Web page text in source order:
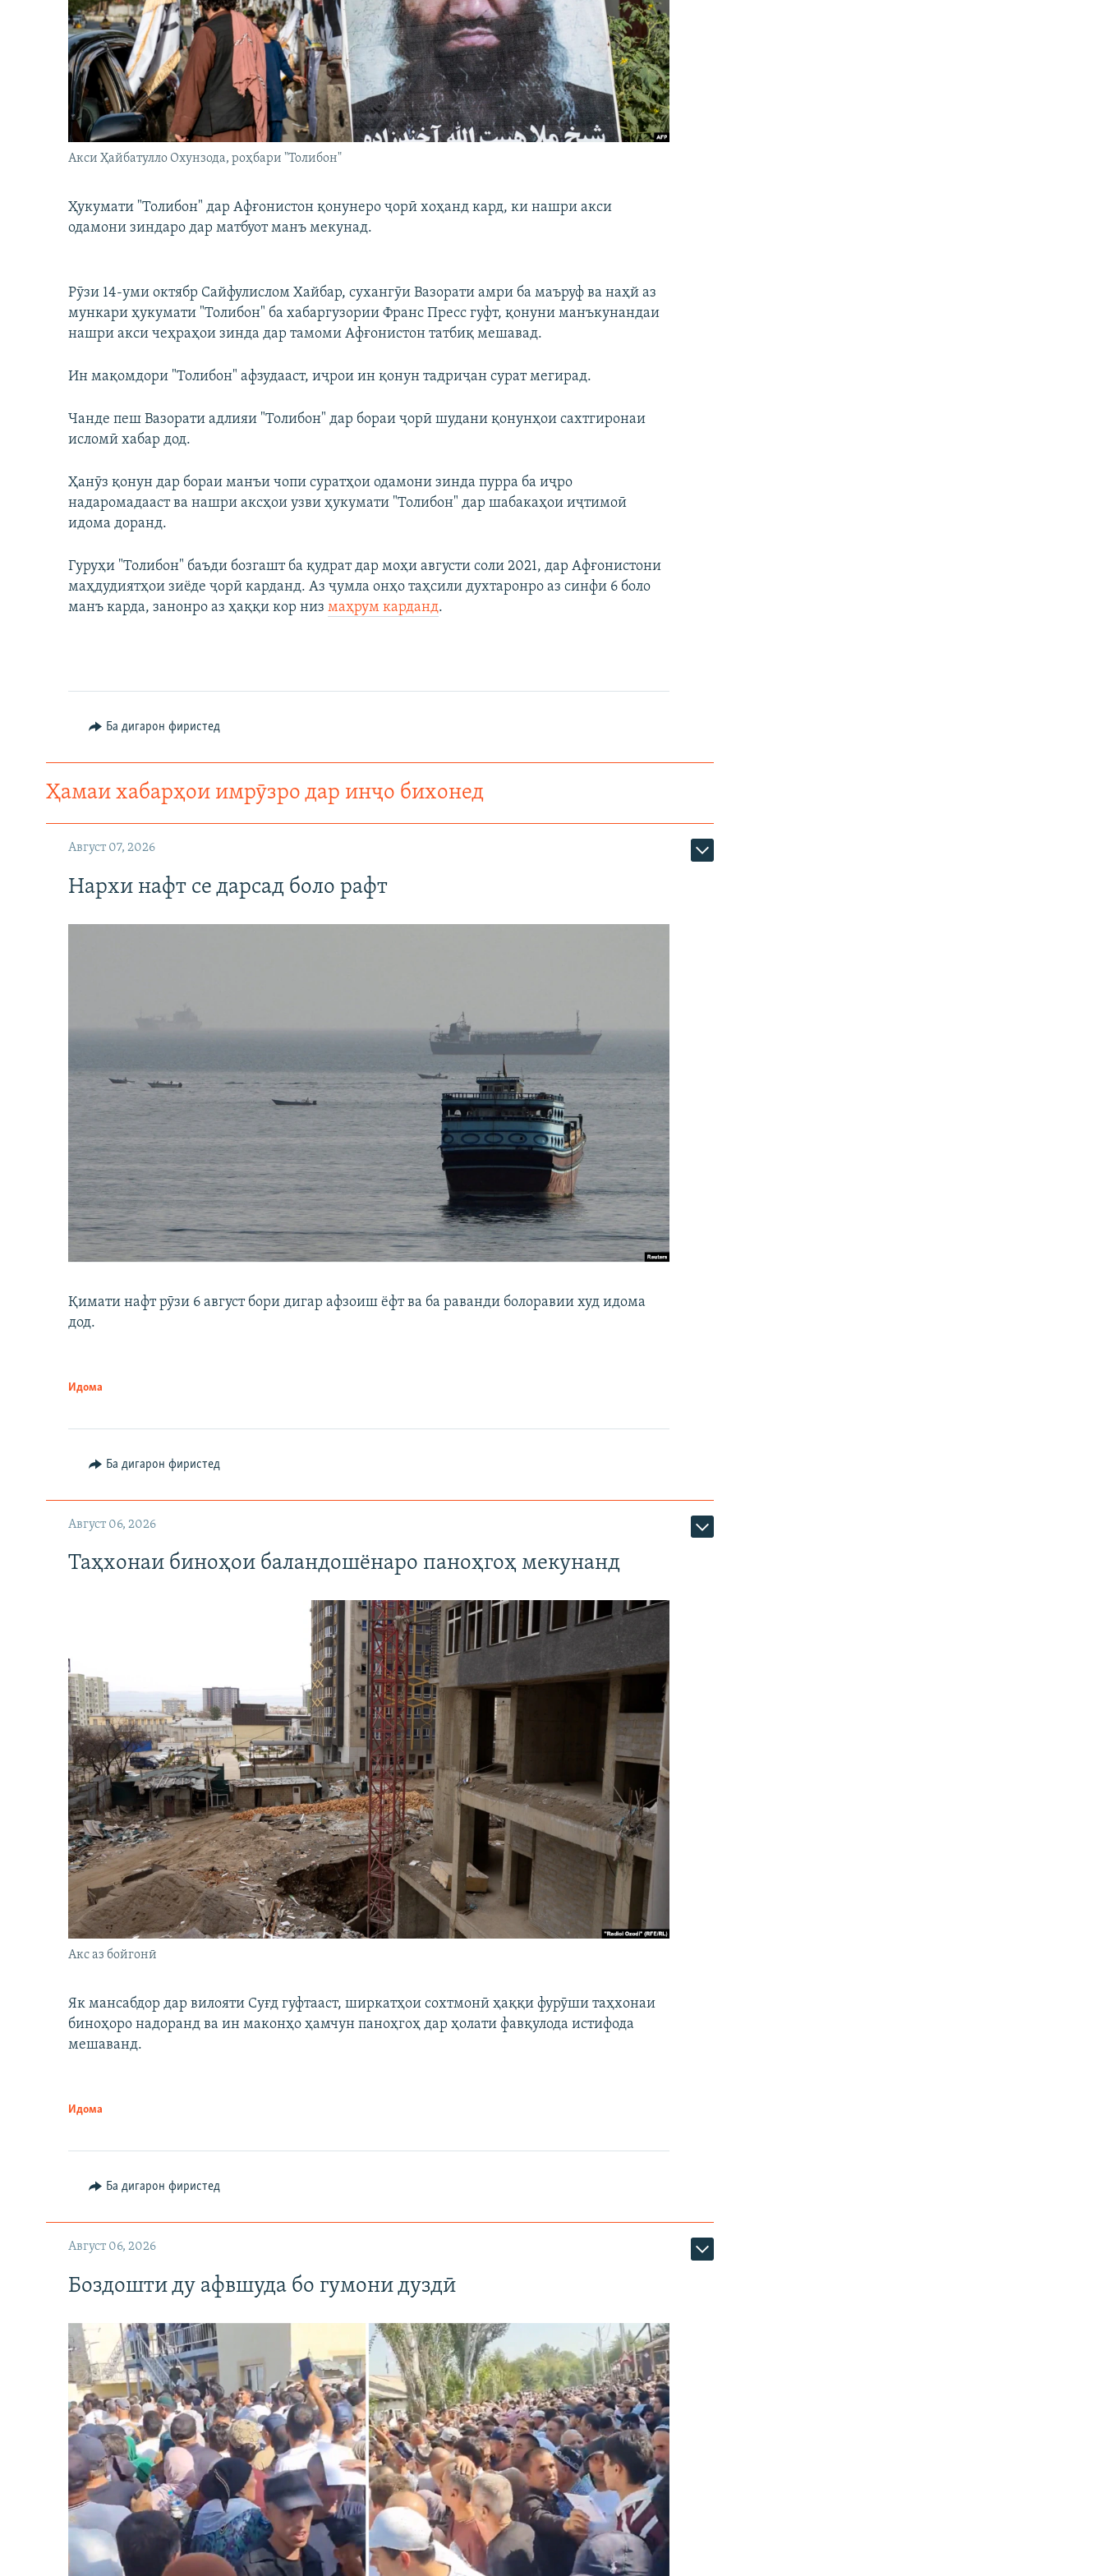
Акси Ҳайбатулло Охунзода, роҳбари "Толибон"
Ҳукумати "Толибон" дар Афғонистон қонунеро ҷорӣ хоҳанд кард, ки нашри акси
одамони зиндаро дар матбуот манъ мекунад.
Рӯзи 14-уми октябр Сайфулислом Хайбар, сухангӯи Вазорати амри ба маъруф ва наҳй аз
мункари ҳукумати "Толибон" ба хабаргузории Франс Пресс гуфт, қонуни манъкунандаи
нашри акси чеҳраҳои зинда дар тамоми Афғонистон татбиқ мешавад.
Ин мақомдори "Толибон" афзудааст, иҷрои ин қонун тадриҷан сурат мегирад.
Чанде пеш Вазорати адлияи "Толибон" дар бораи ҷорӣ шудани қонунҳои сахтгиронаи
исломӣ хабар дод.
Ҳанӯз қонун дар бораи манъи чопи суратҳои одамони зинда пурра ба иҷро
надаромадааст ва нашри аксҳои узви ҳукумати "Толибон" дар шабакаҳои иҷтимоӣ
идома доранд.
Гуруҳи "Толибон" баъди бозгашт ба қудрат дар моҳи августи соли 2021, дар Афғонистони
маҳдудиятҳои зиёде ҷорӣ карданд. Аз ҷумла онҳо таҳсили духтаронро аз синфи 6 боло
манъ карда, занонро аз ҳаққи кор низ маҳрум карданд.
Ба дигарон фиристед
Ҳамаи хабарҳои имрӯзро дар инҷо бихонед
Август 07, 2026
Нархи нафт се дарсад боло рафт
Қимати нафт рӯзи 6 август бори дигар афзоиш ёфт ва ба раванди болоравии худ идома
дод.
Идома
Ба дигарон фиристед
Август 06, 2026
Таҳхонаи биноҳои баландошёнаро паноҳгоҳ мекунанд
Акс аз бойгонӣ
Як мансабдор дар вилояти Суғд гуфтааст, ширкатҳои сохтмонӣ ҳаққи фурӯши таҳхонаи
биноҳоро надоранд ва ин маконҳо ҳамчун паноҳгоҳ дар ҳолати фавқулода истифода
мешаванд.
Идома
Ба дигарон фиристед
Август 06, 2026
Боздошти ду афвшуда бо гумони дуздӣ